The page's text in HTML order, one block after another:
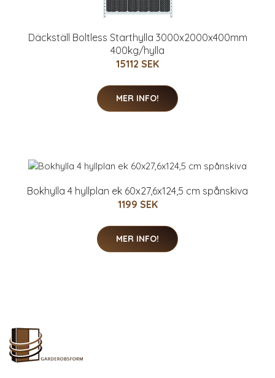
Däckställ Boltless Starthylla 3000x2000x400mm
400kg/hylla
15112 SEK
MER INFO!
Bokhylla 4 hyllplan ek 60x27,6x124,5 cm spånskiva
1199 SEK
MER INFO!